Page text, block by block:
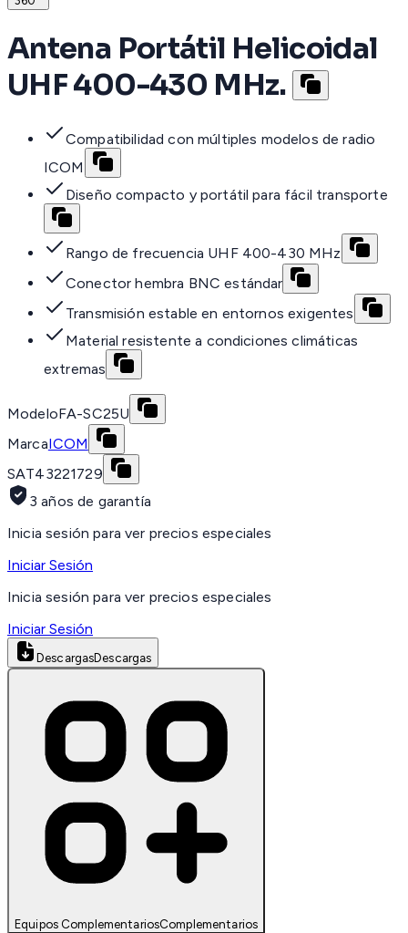
Antena Portátil Helicoidal
UHF 400-430 MHz.
Compatibilidad con múltiples modelos de radio
ICOM
Diseño compacto y portátil para fácil transporte
Rango de frecuencia UHF 400-430 MHz
Conector hembra BNC estándar
Transmisión estable en entornos exigentes
Material resistente a condiciones climáticas
extremas
ModeloFA-SC25U
MarcaICOM
SAT43221729
3 años de garantía
Inicia sesión para ver precios especiales
Iniciar Sesión
Inicia sesión para ver precios especiales
Iniciar Sesión
DescargasDescargas
Equipos ComplementariosComplementarios